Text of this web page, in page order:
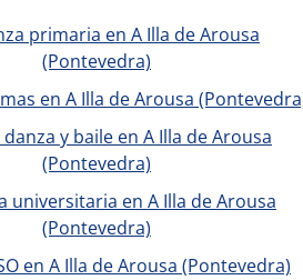
primaria en A Illa de Arousa
(Pontevedra)
en A Illa de Arousa
danza y baile en A Illa de Arousa
(Pontevedra)
universitaria en A Illa de Arousa
(Pontevedra)
en A Illa de Arousa (Pontevedra)